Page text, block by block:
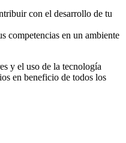
con el desarrollo de tu
competencias en un ambiente
y el uso de la tecnología
en beneficio de todos los